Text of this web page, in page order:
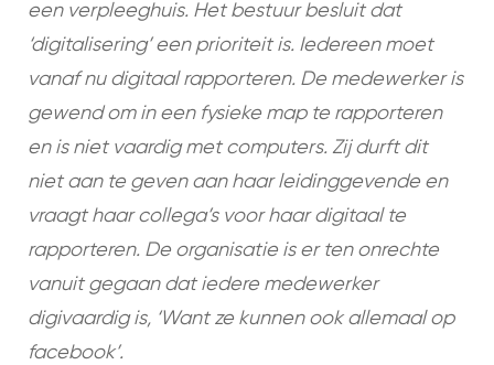
een verpleeghuis. Het bestuur besluit dat
‘digitalisering’ een prioriteit is. Iedereen moet
vanaf nu digitaal rapporteren. De medewerker is
gewend om in een fysieke map te rapporteren
en is niet vaardig met computers. Zij durft dit
niet aan te geven aan haar leidinggevende en
vraagt haar collega’s voor haar digitaal te
rapporteren. De organisatie is er ten onrechte
vanuit gegaan dat iedere medewerker
digivaardig is, ‘Want ze kunnen ook allemaal op
facebook’.